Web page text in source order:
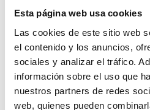
Esta página web usa cookies
Las cookies de este sitio web
el contenido y los anuncios,
sociales y analizar el tráfico.
información sobre el uso que
nuestros partners de redes
web, quienes pueden
Con la implementación de
anónimas, los hijos de los
el apoyo necesario en
SegúnVivofácil, la
jóvenes españoles ha ido en
social y las tensiones